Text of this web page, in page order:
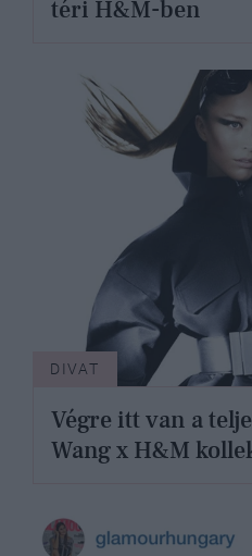
téri H&M-ben
DIVAT
Végre itt van a
Wang x H&M